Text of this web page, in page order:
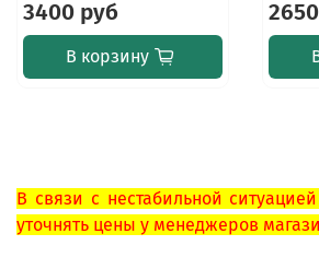
3400 руб
В корзину
В связи с нестабильной
уточнять цены у менеджеров